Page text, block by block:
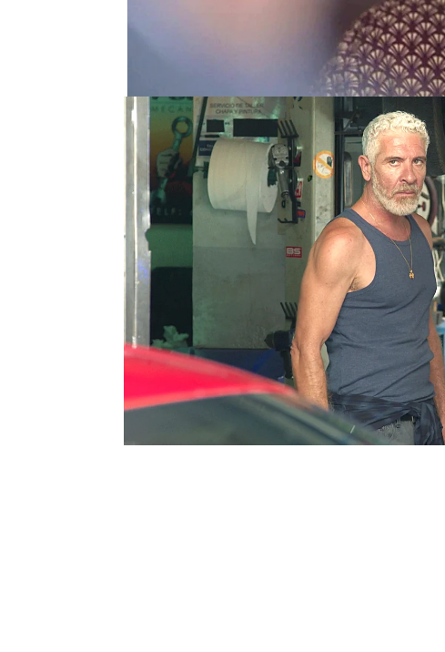
Juzgado de Oramas.Hoy,
es el verdadero
cuadroy de
ellos.
César y Humbertohan
mecánicoy que toda la
Además, este ha recalcado
escondía detrás de sus
un atenuante de su
Octavio
, por su parte, ha
no era la que siempre
y fue rechazado por sus
acogerle
Ahora, con las
mesa, solamente queda
será el culpable?